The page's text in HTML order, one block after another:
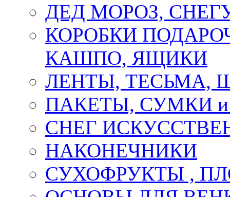
ДЕД МОРОЗ,
КОРОБКИ
КАШПО, ЯЩИКИ
ЛЕНТЫ, ТЕСЬМА,
ПАКЕТЫ, СУМКИ
СНЕГ
НАКОНЕЧНИКИ
СУХОФРУКТЫ ,